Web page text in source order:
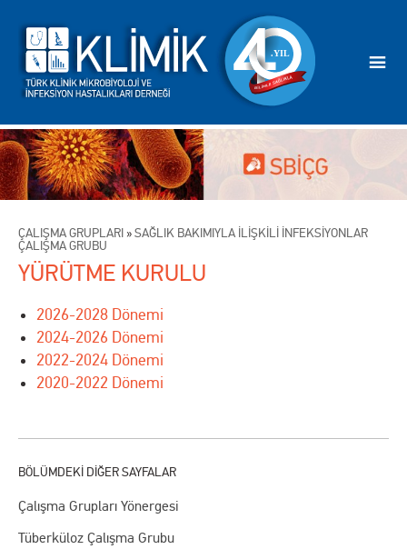
Çalışma Grupları Yönergesi
Tüberküloz Çalışma Grubu
ÇALIŞMA GRUPLARI »SAĞLIK BAKIMIYLA İLİŞKİLİ İNFEKSİYONLAR
ÇALIŞMA GRUBU
YÜRÜTME KURULU
2026-2028 Dönemi
2024-2026 Dönemi
2022-2024 Dönemi
2020-2022 Dönemi